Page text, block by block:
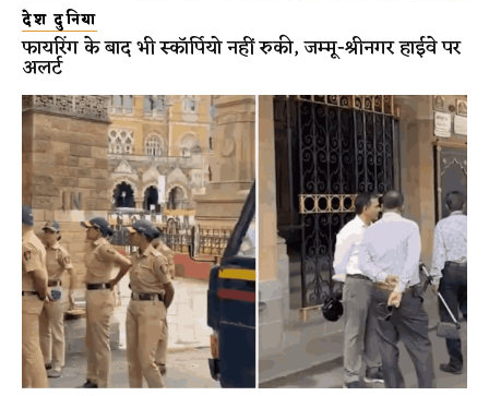
देश दुनिया
फायरिंग के बाद भी स्कॉर्पियो नहीं रुकी, जम्मू-श्रीनगर हाईवे पर
अलर्ट